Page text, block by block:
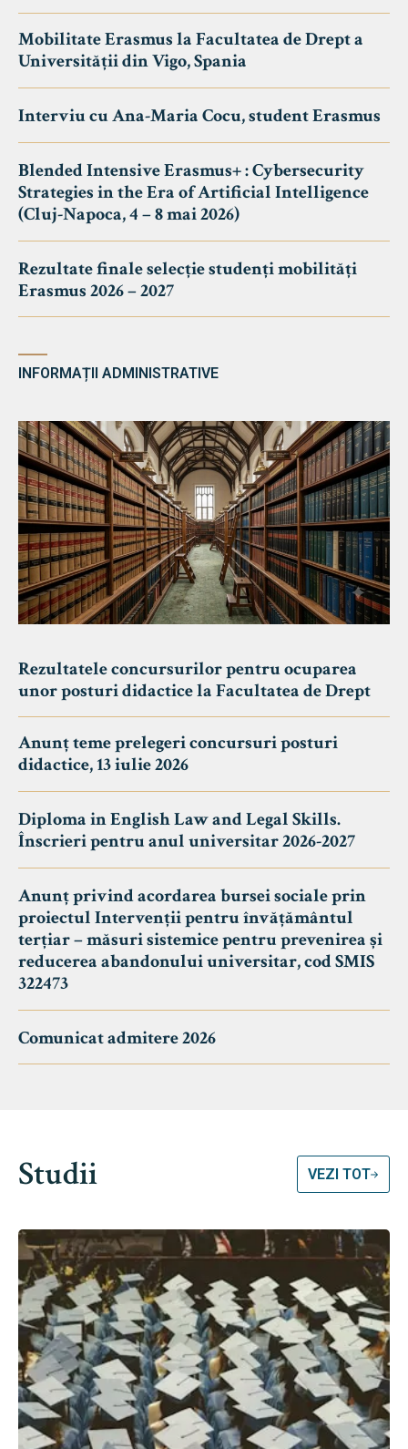
Mobilitate Erasmus la Facultatea de Drept a
Universității din Vigo, Spania
Interviu cu Ana-Maria Cocu, student Erasmus
Blended Intensive Erasmus+ : Cybersecurity
Strategies in the Era of Artificial Intelligence
(Cluj-Napoca, 4 – 8 mai 2026)
Rezultate finale selecție studenți mobilități
Erasmus 2026 – 2027
INFORMAȚII ADMINISTRATIVE
Rezultatele concursurilor pentru ocuparea
unor posturi didactice la Facultatea de Drept
Anunț teme prelegeri concursuri posturi
didactice, 13 iulie 2026
Diploma in English Law and Legal Skills.
Înscrieri pentru anul universitar 2026-2027
Anunț privind acordarea bursei sociale prin
proiectul Intervenții pentru învățământul
terțiar – măsuri sistemice pentru prevenirea și
reducerea abandonului universitar, cod SMIS
322473
Comunicat admitere 2026
Studii VEZI TOT